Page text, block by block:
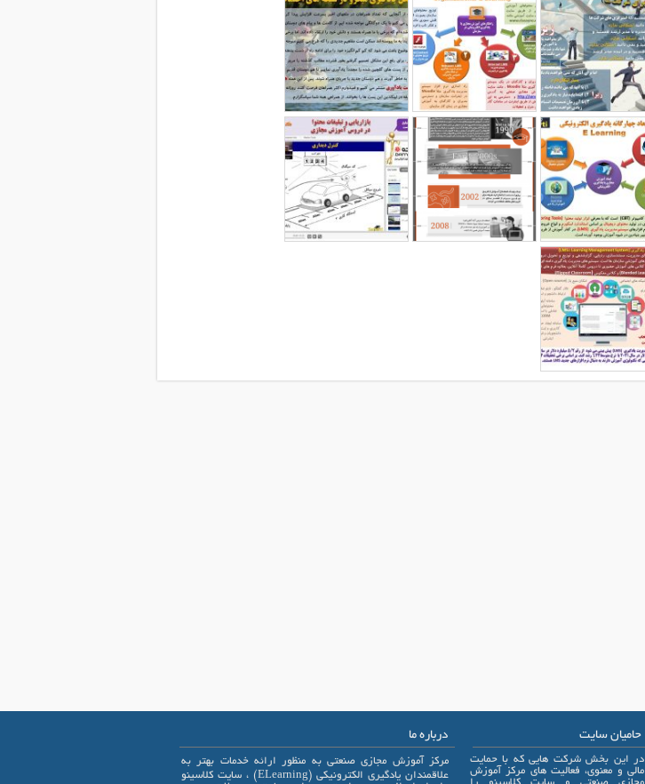
حامیان سایت
در این بخش شرکت هایی که با حمایت
مالی و معنوی، فعالیت های مرکز آموزش
درباره ما
مرکز آموزش مجازی صنعتی به منظور ارائه خدمات بهتر به
علاقمندان یادگیری الکترونیکی (ELearning) ، سایت کلاسینو